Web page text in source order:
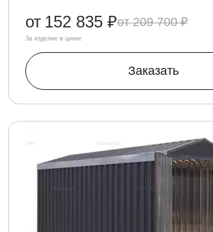
209 700 ₽
от 152 835 ₽
За изделие в цинке
Заказать